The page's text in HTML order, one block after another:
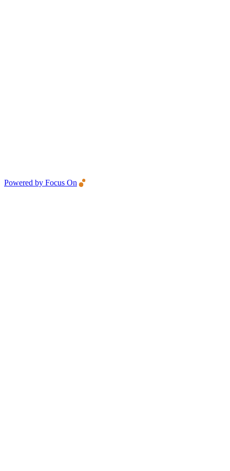
Powered by Focus On